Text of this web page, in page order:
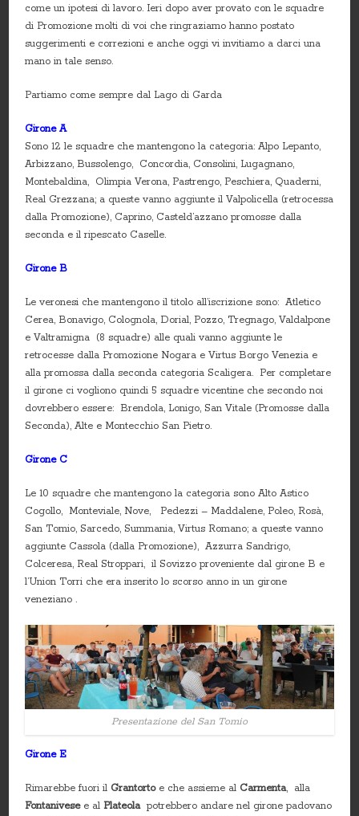
come un ipotesi di lavoro. Ieri dopo aver provato con le squadre
di Promozione molti di voi che ringraziamo hanno postato
suggerimenti e correzioni e anche oggi vi invitiamo a darci una
mano in tale senso.
Partiamo come sempre dal Lago di Garda
Girone A
Sono 12 le squadre che mantengono la categoria: Alpo Lepanto,
Arbizzano, Bussolengo, Concordia, Consolini, Lugagnano,
Montebaldina, Olimpia Verona, Pastrengo, Peschiera, Quaderni,
Real Grezzana; a queste vanno aggiunte il Valpolicella (retrocessa
dalla Promozione), Caprino, Casteld’azzano promosse dalla
seconda e il ripescato Caselle.
Girone B
Le veronesi che mantengono il titolo all’iscrizione sono: Atletico
Cerea, Bonavigo, Colognola, Dorial, Pozzo, Tregnago, Valdalpone
e Valtramigna (8 squadre) alle quali vanno aggiunte le
retrocesse dalla Promozione Nogara e Virtus Borgo Venezia e
alla promossa dalla seconda categoria Scaligera. Per completare
il girone ci vogliono quindi 5 squadre vicentine che secondo noi
dovrebbero essere: Brendola, Lonigo, San Vitale (Promosse dalla
Seconda), Alte e Montecchio San Pietro.
Girone C
Le 10 squadre che mantengono la categoria sono Alto Astico
Cogollo, Monteviale, Nove, Pedezzi – Maddalene, Poleo, Rosà,
San Tomio, Sarcedo, Summania, Virtus Romano; a queste vanno
aggiunte Cassola (dalla Promozione), Azzurra Sandrigo,
Colceresa, Real Stroppari, il Sovizzo proveniente dal girone B e
l’Union Torri che era inserito lo scorso anno in un girone
veneziano .
Presentazione del San Tomio
Girone E
Rimarebbe fuori il Grantortoe che assieme al Carmenta, alla
Fontanivese e al Plateolapotrebbero andare nel girone padovano